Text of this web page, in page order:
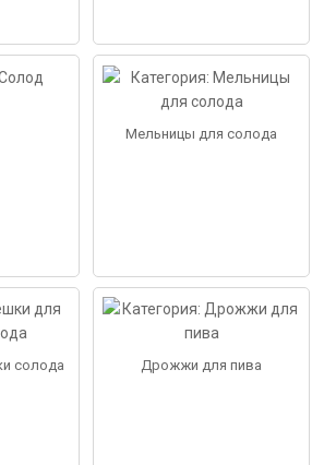
Мельницы для солода
солода Дрожжи для пива